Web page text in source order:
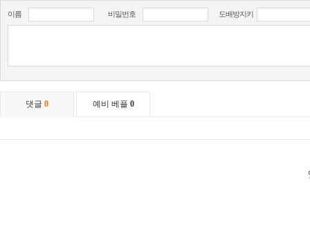
이름 비밀번호 도배방지키
댓글 0 예비 베플 0